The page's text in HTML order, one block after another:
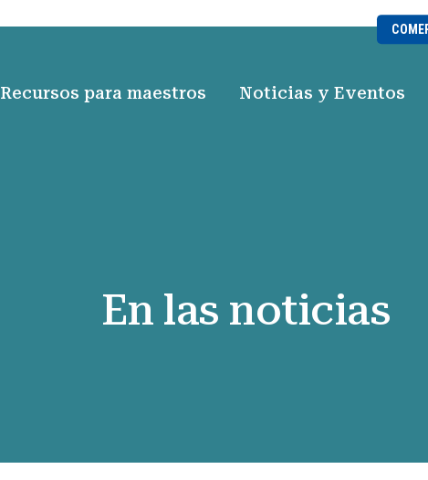
Recursos para maestros Noticias y Eventos
En las noticias